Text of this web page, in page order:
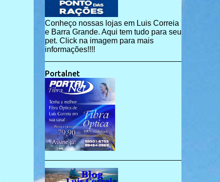
Conheço nossas lojas em Luis Correia
e Barra Grande. Aqui tem tudo para seu
pet. Click na imagem para mais
informações!!!!
Portalnet